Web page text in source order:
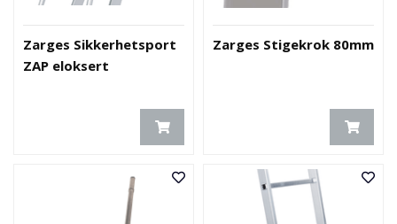
Zarges Sikkerhetsport
ZAP eloksert
Zarges Stigekrok 80mm